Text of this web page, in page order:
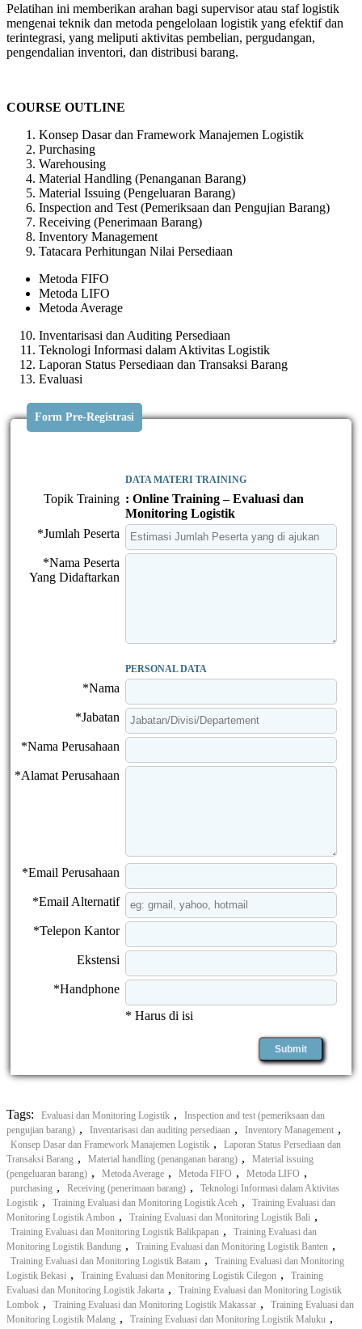
Pelatihan ini memberikan arahan bagi supervisor atau staf logistik
mengenai teknik dan metoda pengelolaan logistik yang efektif dan
terintegrasi, yang meliputi aktivitas pembelian, pergudangan,
pengendalian inventori, dan distribusi barang.
COURSE OUTLINE
Konsep Dasar dan Framework Manajemen Logistik
Purchasing
Warehousing
Material Handling (Penanganan Barang)
Material Issuing (Pengeluaran Barang)
Inspection and Test (Pemeriksaan dan Pengujian Barang)
Receiving (Penerimaan Barang)
Inventory Management
Tatacara Perhitungan Nilai Persediaan
Metoda FIFO
Metoda LIFO
Metoda Average
Inventarisasi dan Auditing Persediaan
Teknologi Informasi dalam Aktivitas Logistik
Laporan Status Persediaan dan Transaksi Barang
Evaluasi
Form Pre-Registrasi
DATA MATERI TRAINING
Topik Training : Online Training – Evaluasi dan
Monitoring Logistik
*Jumlah Peserta
*Nama Peserta
Yang Didaftarkan
PERSONAL DATA
*Nama
*Jabatan
*Nama Perusahaan
*Alamat Perusahaan
*Email Perusahaan
*Email Alternatif
*Telepon Kantor
Ekstensi
*Handphone
* Harus di isi
Tags: Evaluasi dan Monitoring Logistik ,
Inspection and test (pemeriksaan dan
pengujian barang) , Inventarisasi dan auditing persediaan , Inventory Management ,
Konsep Dasar dan Framework Manajemen Logistik ,
Laporan Status Persediaan dan
Transaksi Barang , Material handling (penanganan barang) ,
Material issuing
(pengeluaran barang) , Metoda Average , Metoda FIFO , Metoda LIFO ,
purchasing , Receiving (penerimaan barang) ,
Teknologi Informasi dalam Aktivitas
Logistik , Training Evaluasi dan Monitoring Logistik Aceh ,
Training Evaluasi dan
Monitoring Logistik Ambon , Training Evaluasi dan Monitoring Logistik Bali ,
Training Evaluasi dan Monitoring Logistik Balikpapan ,
Training Evaluasi dan
Monitoring Logistik Bandung , Training Evaluasi dan Monitoring Logistik Banten ,
Training Evaluasi dan Monitoring Logistik Batam ,
Training Evaluasi dan Monitoring
Logistik Bekasi , Training Evaluasi dan Monitoring Logistik Cilegon ,
Training
Evaluasi dan Monitoring Logistik Jakarta ,
Training Evaluasi dan Monitoring Logistik
Lombok , Training Evaluasi dan Monitoring Logistik Makassar ,
Training Evaluasi dan
Monitoring Logistik Malang , Training Evaluasi dan Monitoring Logistik Maluku ,